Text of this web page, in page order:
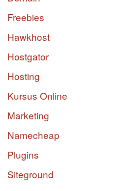
Freebies
Hawkhost
Hostgator
Hosting
Kursus Online
Marketing
Namecheap
Plugins
Siteground